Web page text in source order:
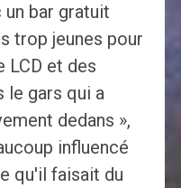
un bar gratuit
trop jeunes pour
LCD et des
le gars qui a
dedans »,
influencé
qu'il faisait du